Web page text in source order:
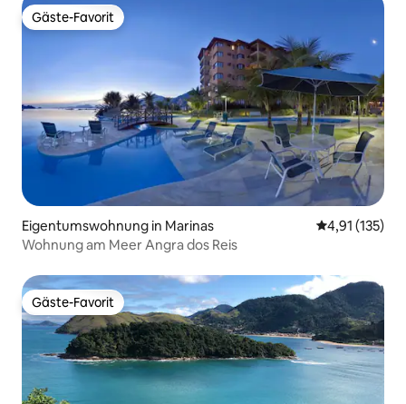
Gäste-Favorit
Gäste-Favorit
Eigentumswohnung in Marinas
4,91 (135)
Wohnung am Meer Angra dos Reis
Gäste-Favorit
Gäste-Favorit